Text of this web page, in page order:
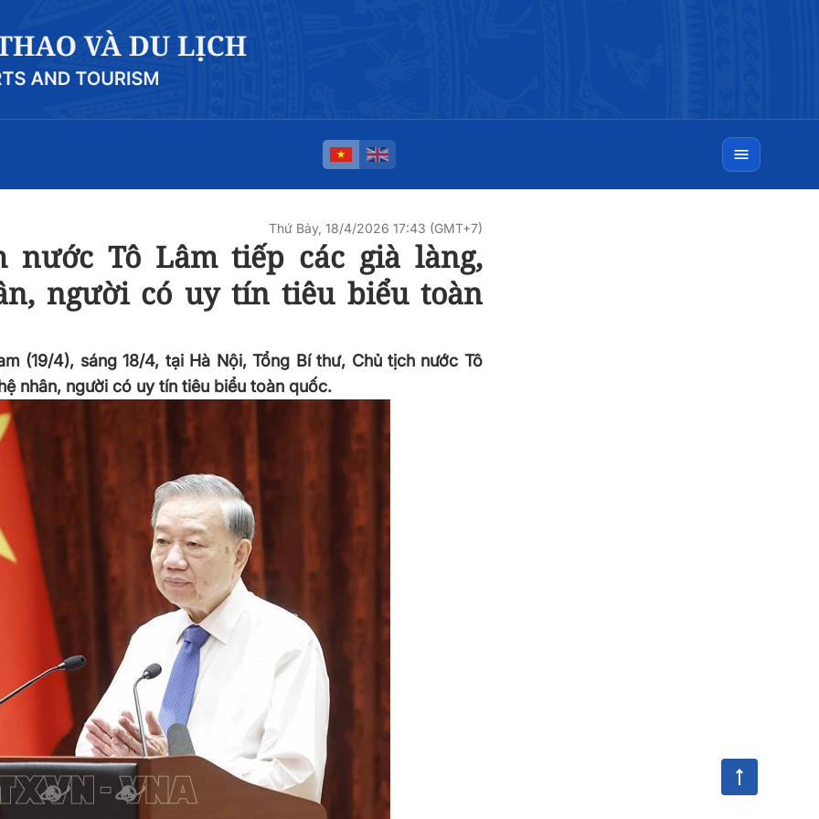
Thứ Bảy, 18/4/2026 17:43 (GMT+7)
nước Tô Lâm tiếp các già làng,
người có uy tín tiêu biểu toàn
(19/4), sáng 18/4, tại Hà Nội, Tổng Bí thư, Chủ tịch nước Tô
nhân, người có uy tín tiêu biểu toàn quốc.